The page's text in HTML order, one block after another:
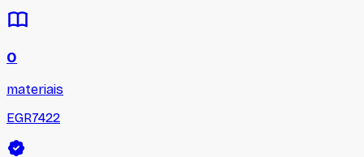
0
materiais
EGR7422